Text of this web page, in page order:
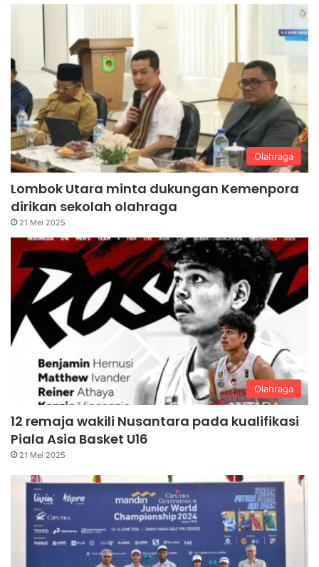
Olahraga
Lombok Utara minta dukungan Kemenpora
dirikan sekolah olahraga
21 Mei 2025
Olahraga
12 remaja wakili Nusantara pada kualifikasi
Piala Asia Basket U16
21 Mei 2025